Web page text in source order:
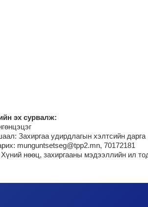
эх сурвалж:
Захиргаа удирдлагын хэлтсийн дарга
munguntsetseg@tpp2.mn, 70172181
Хүний нөөц, захиргааны мэдээллийн ил